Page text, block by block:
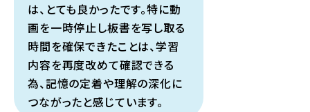
は、とても良かったです。特に動
画を一時停止し板書を写し取る
時間を確保できたことは、学習
内容を再度改めて確認できる
為、記憶の定着や理解の深化に
つながったと感じています。